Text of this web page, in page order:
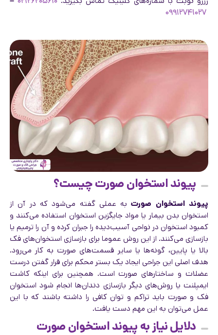
۰۹۹۱۲۷۴۱۰۲۷
پیوند استخوان صورت چیست؟
پیوند استخوان صورتبه عملی گفته می‌شود که در آن از
استخوان بدن بیمار یا مواد جایگزین استخوان استفاده می‌کنند و
کمبود استخوان در نواحی آسیب‌دیده را جبران کرده و آن را ترمیم یا
بازسازی می‌کنند. از این روش عموما برای بازسازی استخوان‌های فک
بالا یا پایین، گونه‌ها یا سایر قسمت‌های صورت به کار می‌رود.
هدف اصلی این جراحی ایجاد یک بستر محکم برای قرار گفتن درست
عضلات و ساختارهای صورت است. همچنین برای اینکه کاشت
ایمپلنت یا روش‌های دیگر بازسازی دندان‌ها انجام شود استخوان
فک و صورت باید تراکم و توان کافی را داشته باشند که با این
عمل می‌توان به این مهم دست یافت.
دلایل نیاز به پیوند استخوان صورت